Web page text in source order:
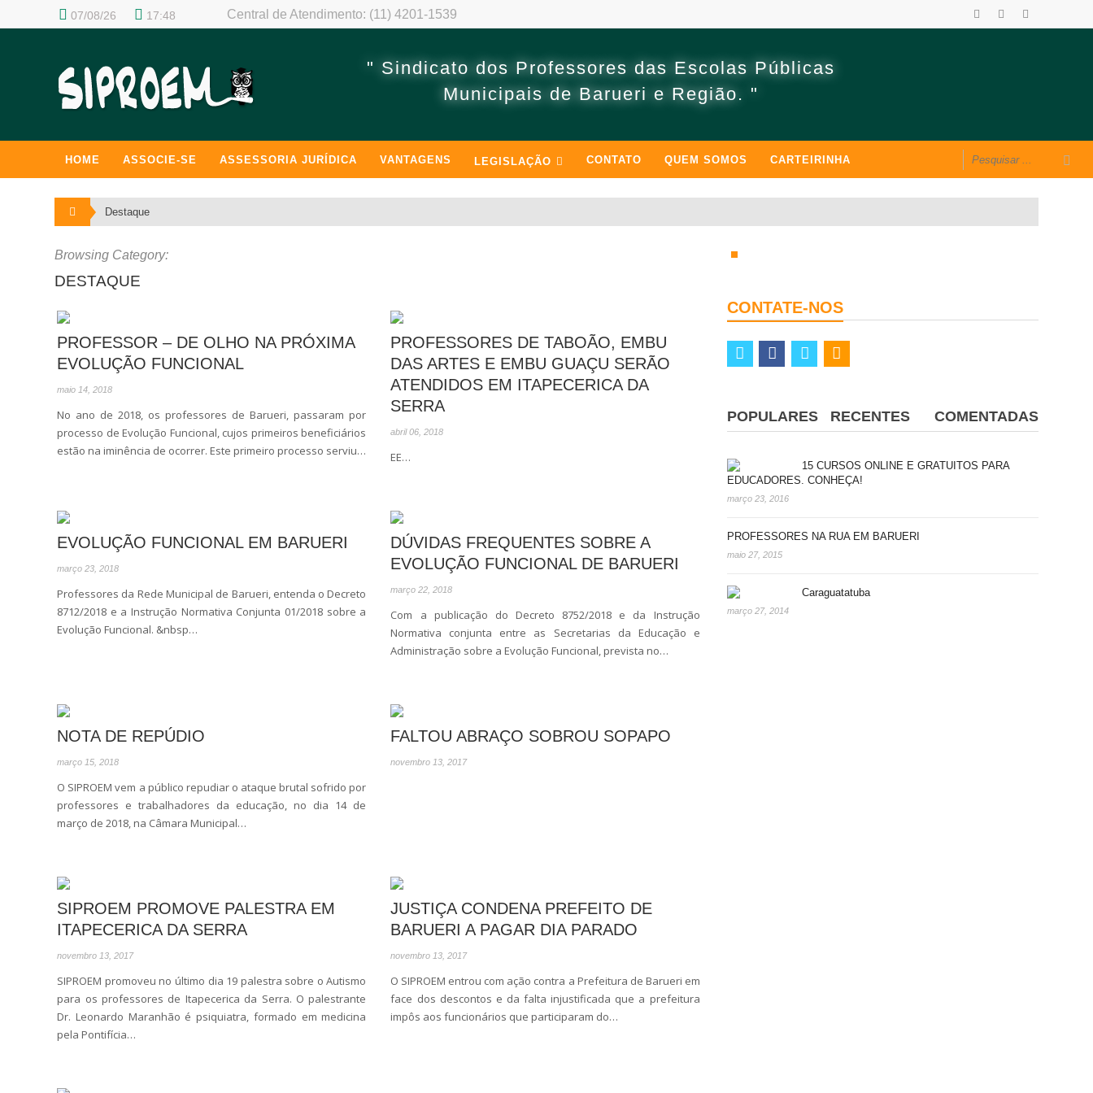
07/08/26 17:48
" Sindicato dos Professores das Escolas Públicas
Municipais de Barueri e Região. "
Central de Atendimento: (11) 4201-1539
CENTRAL DE ATENDIMENTO: (11) 4201-1539
HOME ASSOCIE-SE ASSESSORIA JURÍDICA VANTAGENS LEGISLAÇÃO CONTATO QUEM SOMOS CARTEIRINHA
Destaque
Browsing Category:
DESTAQUE
PROFESSOR – DE OLHO NA PRÓXIMA
EVOLUÇÃO FUNCIONAL
maio 14, 2018
No ano de 2018, os professores de Barueri, passaram por
processo de Evolução Funcional, cujos primeiros beneficiários
estão na iminência de ocorrer. Este primeiro processo serviu…
PROFESSORES DE TABOÃO, EMBU
DAS ARTES E EMBU GUAÇU SERÃO
ATENDIDOS EM ITAPECERICA DA
SERRA
abril 06, 2018
EE…
EVOLUÇÃO FUNCIONAL EM BARUERI
março 23, 2018
Professores da Rede Municipal de Barueri, entenda o Decreto
8712/2018 e a Instrução Normativa Conjunta 01/2018 sobre a
Evolução Funcional. &nbsp…
DÚVIDAS FREQUENTES SOBRE A
EVOLUÇÃO FUNCIONAL DE BARUERI
março 22, 2018
Com a publicação do Decreto 8752/2018 e da Instrução
Normativa conjunta entre as Secretarias da Educação e
Administração sobre a Evolução Funcional, prevista no…
NOTA DE REPÚDIO
março 15, 2018
O SIPROEM vem a público repudiar o ataque brutal sofrido por
professores e trabalhadores da educação, no dia 14 de
março de 2018, na Câmara Municipal…
FALTOU ABRAÇO SOBROU SOPAPO
novembro 13, 2017
SIPROEM PROMOVE PALESTRA EM
ITAPECERICA DA SERRA
novembro 13, 2017
SIPROEM promoveu no último dia 19 palestra sobre o Autismo
para os professores de Itapecerica da Serra. O palestrante
Dr. Leonardo Maranhão é psiquiatra, formado em medicina
pela Pontifícia…
JUSTIÇA CONDENA PREFEITO DE
BARUERI A PAGAR DIA PARADO
novembro 13, 2017
O SIPROEM entrou com ação contra a Prefeitura de Barueri em
face dos descontos e da falta injustificada que a prefeitura
impôs aos funcionários que participaram do…
CONTATE-NOS
twitter facebookvimeo
POPULARES RECENTES COMENTADAS
15 CURSOS ONLINE E GRATUITOS PARA
EDUCADORES. CONHEÇA!
março 23, 2016
PROFESSORES NA RUA EM BARUERI
maio 27, 2015
Caraguatatuba
março 27, 2014